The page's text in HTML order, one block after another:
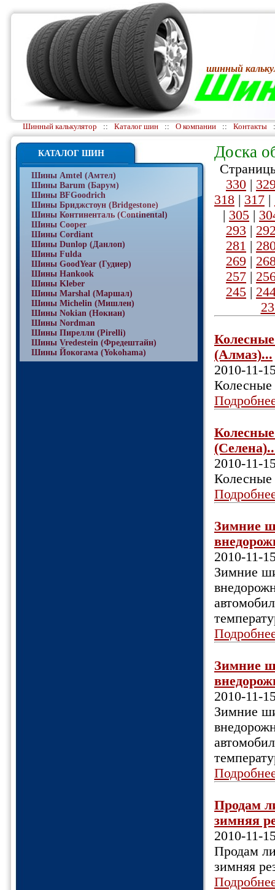
шинный
Шинный калькулятор :: Каталог шин :: О компании :: Контакты
КАТАЛОГ ШИН
Шины Amtel (Амтел)
Шины Barum (Барум)
Шины BFGoodrich
Шины Бриджстоун (Bridgestone)
Шины Континенталь (Continental)
Шины Cooper
Шины Cordiant
Шины Dunlop (Данлоп)
Шины Fulda
Шины GoodYear (Гудиер)
Шины Hankook
Шины Kleber
Шины Marshal (Маршал)
Шины Michelin (Мишлен)
Шины Nokian (Нокиан)
Шины Nordman
Шины Пирелли (Pirelli)
Шины Vredestein (Фредештайн)
Шины Йокогама (Yokohama)
Доска
330 |
318 | 317 |
| 305 |
293 |
281 |
269 |
257 |
245 |
(Алмаз)...
2010-11-
Колесные
2010-11-
Колесные
Зимние
2010-11-
Зимние
Зимние
2010-11-
Зимние
Продам
зимняя
2010-11-
Продам
зимняя